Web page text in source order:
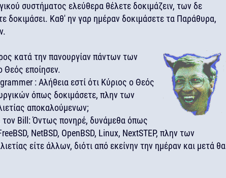
συστήματος ελεύθερα θέλετε δοκιμάζειν, των δε
δοκιμάσει. Καθ' ην γαρ ημέραν δοκιμάσετε τα Παράθυρα,
κατά την πανουργίαν πάντων των
Θεός εποίησεν.
: Αλήθεια εστί ότι Κύριος ο Θεός
όπως δοκιμάσετε, πλην των
αποκαλούμενων;
τον Bill: Όντως πονηρέ, δυνάμεθα όπως
NetBSD, OpenBSD, Linux, NextSTEP, πλην των
είτε άλλων, διότι από εκείνην την ημέραν και μετά θα